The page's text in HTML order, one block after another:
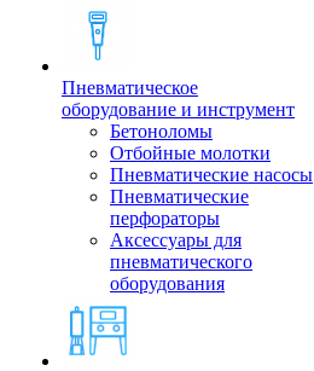
Пневматическое
оборудование и инструмент
Бетоноломы
Отбойные молотки
Пневматические насосы
Пневматические
перфораторы
Аксессуары для
пневматического
оборудования